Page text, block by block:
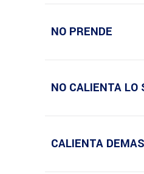
NO PRENDE
NO CALIENTA LO
CALIENTA